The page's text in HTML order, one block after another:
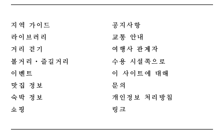
지역 가이드
라이브러리
거리 걷기
볼거리・즐길거리
이벤트
맛집 정보
숙박 정보
쇼핑
공지사항
교통 안내
여행사 관계자
수용 시설쪽으로
이 사이트에 대해
문의
개인정보 처리방침
링크